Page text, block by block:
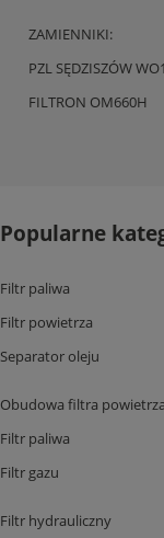
ZAMIENNIKI:
PZL SĘDZISZÓW
FILTRON OM660H
Popularne
Filtr paliwa
Filtr powietrza
Separator oleju
Obudowa filtra powietrza
Filtr paliwa
Filtr gazu
Filtr hydrauliczny